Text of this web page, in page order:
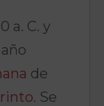
a. C. y
de
. Se